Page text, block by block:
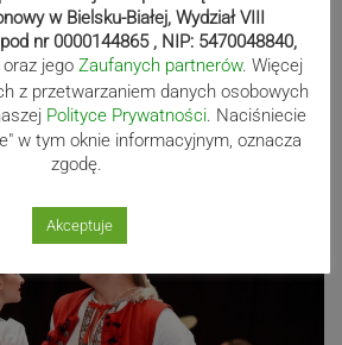
w Bielsku-Białej, Wydział VIII
nr 0000144865 , NIP: 5470048840,
oraz jego Zaufanych partnerów. Więcej
z przetwarzaniem danych osobowych
Polityce Prywatności. Naciśniecie
w tym oknie informacyjnym, oznacza
zgodę.
Akceptuje